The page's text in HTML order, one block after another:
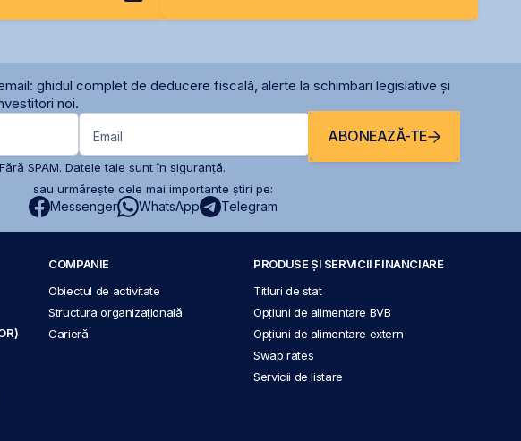
ghidul complet de deducere fiscală, alerte la schimbari legislative și
noi.
Email ABONEAZĂ-TE
SPAM. Datele tale sunt în siguranță.
sau urmărește cele mai importante știri pe:
Messenger WhatsApp Telegram
COMPANIE
Obiectul de activitate
Structura organizațională
Carieră
PRODUSE ȘI SERVICII FINANCIARE
Titluri de stat
Opțiuni de alimentare BVB
Opțiuni de alimentare extern
Swap rates
Servicii de listare